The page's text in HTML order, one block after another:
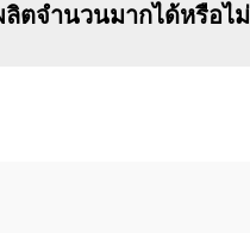
ตจำนวนมากได้หรือไม่